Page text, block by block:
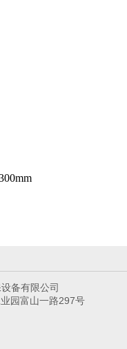
备有限公司
园富山一路297号